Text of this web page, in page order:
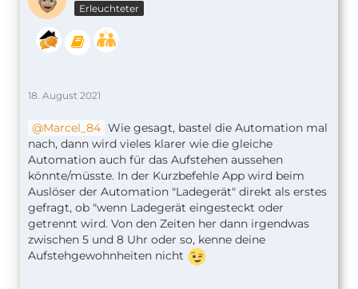
Erleuchteter
18. August 2021
Marcel_84 Wie gesagt, bastel die Automation mal
nach, dann wird vieles klarer wie die gleiche
Automation auch für das Aufstehen aussehen
könnte/müsste. In der Kurzbefehle App wird beim
Auslöser der Automation "Ladegerät" direkt als erstes
gefragt, ob "wenn Ladegerät eingesteckt oder
getrennt wird. Von den Zeiten her dann irgendwas
zwischen 5 und 8 Uhr oder so, kenne deine
Aufstehgewohnheiten nicht